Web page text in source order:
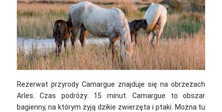
Rezerwat przyrody Camargue znajduje się na obrzeżach
Arles. Czas podróży: 15 minut. Camargue to obszar
bagienny, na którym żyją dzikie zwierzęta i ptaki. Można tu